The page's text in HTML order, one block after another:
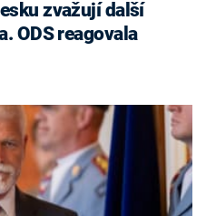
ODS reagovala